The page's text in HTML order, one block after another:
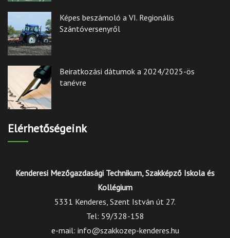
Képes beszámoló a VI. Regionális
Szántóversenyről
Beiratkozási dátumok a 2024/2025-ös
tanévre
Elérhetőségeink
Kenderesi Mezőgazdasági Technikum, Szakképző Iskola és
Kollégium
5331 Kenderes, Szent István út 27.
Tel: 59/328-158
e-mail: info@szakkozep-kenderes.hu